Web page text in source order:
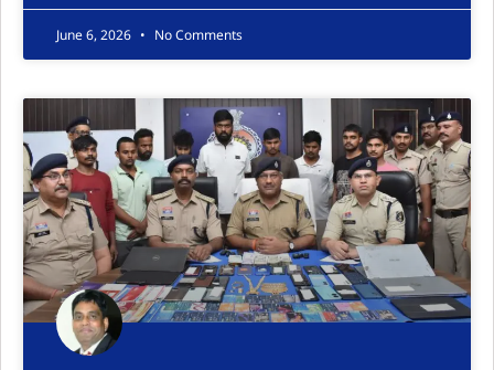
June 6, 2026 No Comments